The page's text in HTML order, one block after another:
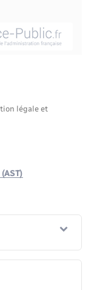
de l’espace
légale et